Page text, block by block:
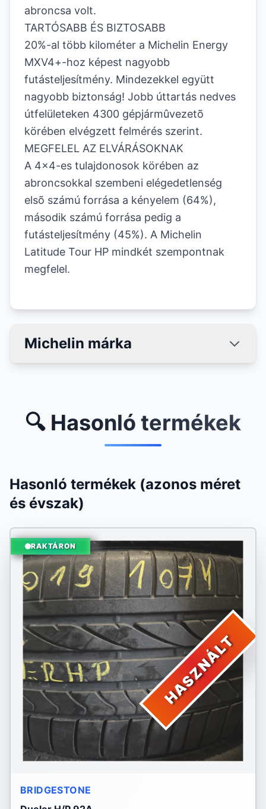
abroncsa volt.
TARTÓSABB ÉS BIZTOSABB
20%-al több kilométer a Michelin Energy
MXV4+-hoz képest nagyobb
futásteljesítmény. Mindezekkel együtt
nagyobb biztonság! Jobb úttartás nedves
útfelületeken 4300 gépjármûvezetõ
körében elvégzett felmérés szerint.
MEGFELEL AZ ELVÁRÁSOKNAK
A 4x4-es tulajdonosok körében az
abroncsokkal szembeni elégedetlenség
elsõ számú forrása a kényelem (64%),
második számú forrása pedig a
futásteljesítmény (45%). A Michelin
Latitude Tour HP mindkét szempontnak
megfelel.
Michelin márka
🔍 Hasonló termékek
Hasonló termékek (azonos méret
és évszak)
HASZNÁLT
RAKTÁRON
BRIDGESTONE